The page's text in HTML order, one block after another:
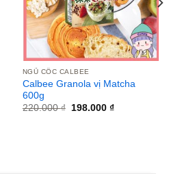
NGŨ CỐC CALBEE
Calbee Granola vị Matcha
600g
220.000₫
Giá
198.000 ₫Giá